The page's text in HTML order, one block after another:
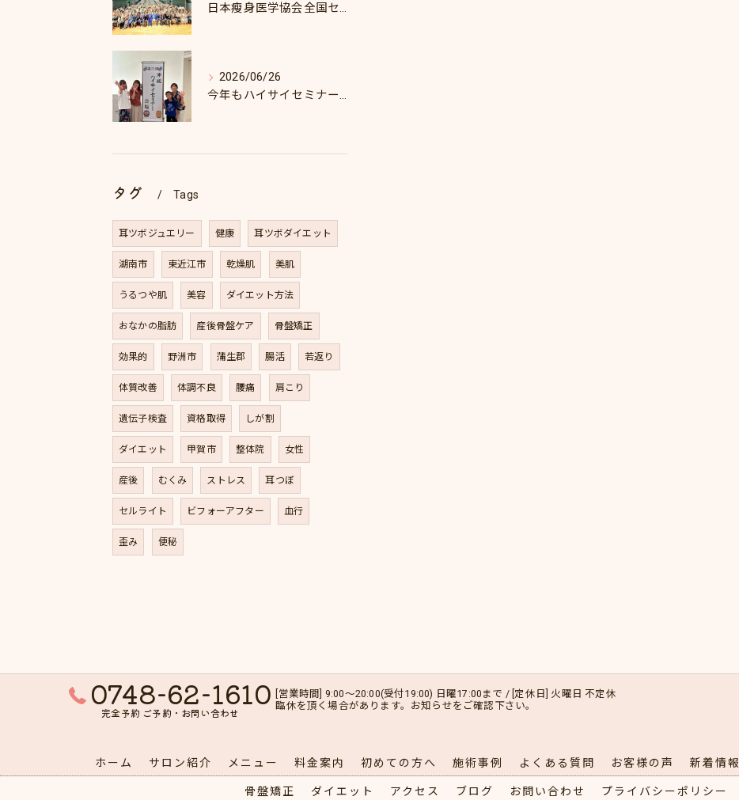
日本瘦身医学協会全国セミナーin東京
2026/06/26
今年もハイサイセミナーに行ってきました
タグ Tags
耳ツボジュエリー 健康 耳ツボダイエット
湖南市 東近江市 乾燥肌 美肌
うるつや肌 美容 ダイエット方法
おなかの脂肪 産後骨盤ケア 骨盤矯正
効果的 野洲市 蒲生郡 腸活 若返り
体質改善 体調不良 腰痛 肩こり
遺伝子検査 資格取得 しが割
ダイエット 甲賀市 整体院 女性
産後 むくみ ストレス 耳つぼ
セルライト ビフォーアフター 血行
歪み 便秘
0748-62-1610
完全予約 ご予約・お問い合わせ
[営業時間] 9:00～20:00(受付19:00) 日曜17:00まで / [定休日] 火曜日 不定休
臨休を頂く場合があります。お知らせをご確認下さい。
ホーム サロン紹介 メニュー 料金案内 初めての方へ 施術事例 よくある質問 お客様の声 新着情報
骨盤矯正 ダイエット アクセス ブログ お問い合わせ プライバシーポリシー